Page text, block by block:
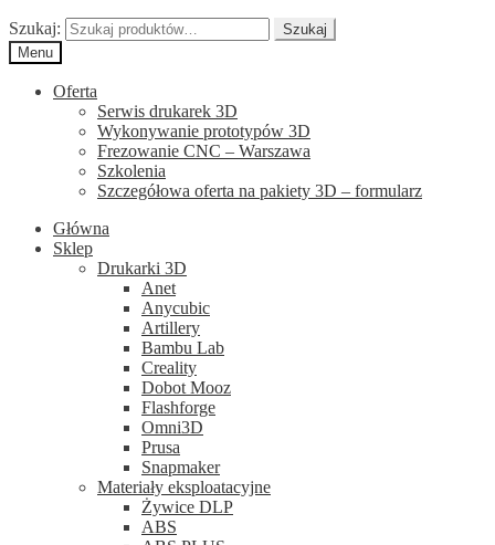
Szukaj:
Szukaj
Menu
Oferta
Serwis drukarek 3D
Wykonywanie prototypów 3D
Frezowanie CNC – Warszawa
Szkolenia
Szczegółowa oferta na pakiety 3D – formularz
Główna
Sklep
Drukarki 3D
Anet
Anycubic
Artillery
Bambu Lab
Creality
Dobot Mooz
Flashforge
Omni3D
Prusa
Snapmaker
Materiały eksploatacyjne
Żywice DLP
ABS